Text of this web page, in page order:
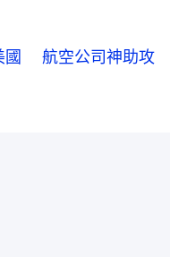
國 航空公司神助攻